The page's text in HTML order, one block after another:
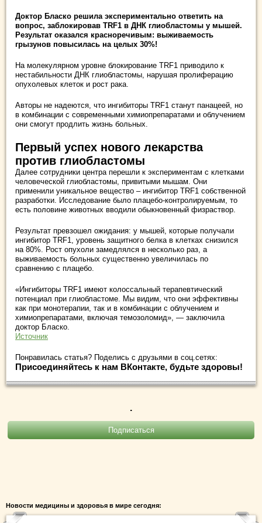
Доктор Бласко решила экспериментально ответить на
вопрос, заблокировав TRF1 в ДНК глиобластомы у мышей.
Результат оказался красноречивым: выживаемость
грызунов повысилась на целых 30%!
На молекулярном уровне блокирование TRF1 приводило к
нестабильности ДНК глиобластомы, нарушая пролиферацию
опухолевых клеток и рост рака.
Авторы не надеются, что ингибиторы TRF1 станут панацеей, но
в комбинации с современными химиопрепаратами и облучением
они смогут продлить жизнь больных.
Первый успех нового лекарства
против глиобластомы
Далее сотрудники центра перешли к экспериментам с клетками
человеческой глиобластомы, привитыми мышам. Они
применили уникальное вещество – ингибитор TRF1 собственной
разработки. Исследование было плацебо-контролируемым, то
есть половине животных вводили обыкновенный физраствор.
Результат превзошел ожидания: у мышей, которые получали
ингибитор TRF1, уровень защитного белка в клетках снизился
на 80%. Рост опухоли замедлялся в несколько раз, а
выживаемость больных существенно увеличилась по
сравнению с плацебо.
«Ингибиторы TRF1 имеют колоссальный терапевтический
потенциал при глиобластоме. Мы видим, что они эффективны
как при монотерапии, так и в комбинации с облучением и
химиопрепаратами, включая темозоломид», — заключила
доктор Бласко.
Источник
Понравилась статья? Поделись с друзьями в соц.сетях:
Присоединяйтесь к нам ВКонтакте, будьте здоровы!
.
Новости медицины и здоровья в мире сегодня: